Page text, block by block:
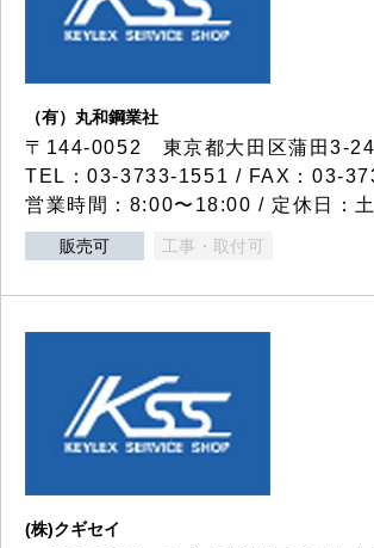
（有）丸和鋼業社
〒144-0052 東京都大田区蒲田3-
TEL：03-3733-1551 / FAX：03-
営業時間：8:00〜18:00 / 定休日：
販売可 工事・取付可
(株)クギセイ